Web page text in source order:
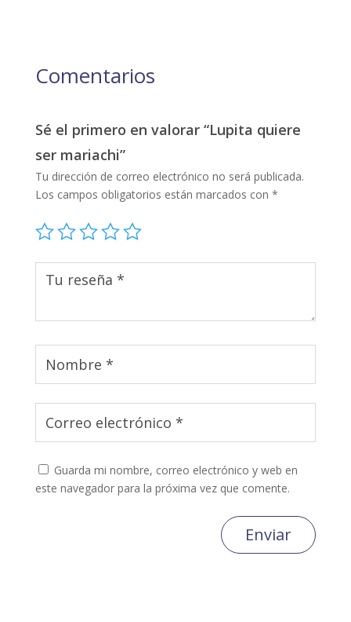
Comentarios
Sé el primero en valorar “Lupita quiere
ser mariachi”
Tu dirección de correo electrónico no será publicada.
Los campos obligatorios están marcados con *
Guarda mi nombre, correo electrónico y web en
este navegador para la próxima vez que comente.
Enviar